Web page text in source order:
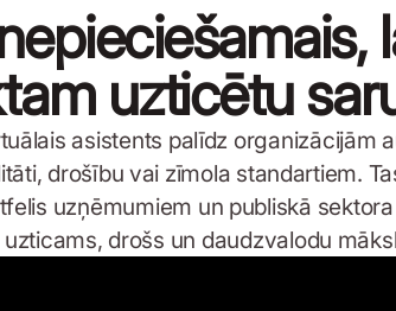
uzticētu
asistents palīdz organizācijām
drošību vai zīmola standartiem.
uzņēmumiem un publiskā
uzticams, drošs un daudzvalodu